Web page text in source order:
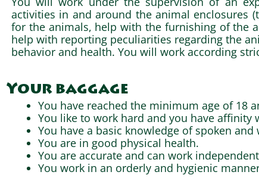
activities in and around the animal enclosures
for the animals, help with the furnishing of the
help with reporting peculiarities regarding the
behavior and health. You will work according
Your baggage
You have reached the minimum age of 18
You like to work hard and you have affinity
You have a basic knowledge of spoken and
You are in good physical health.
You are accurate and can work
You work in an orderly and hygienic